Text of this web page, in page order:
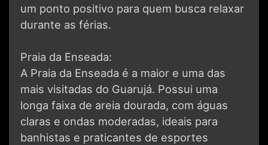
um ponto positivo para quem busca relaxar
durante as férias.
Praia da Enseada:
A Praia da Enseada é a maior e uma das
mais visitadas do Guarujá. Possui uma
longa faixa de areia dourada, com águas
claras e ondas moderadas, ideais para
banhistas e praticantes de esportes